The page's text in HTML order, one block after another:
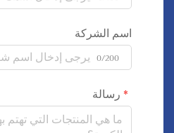
اسم الشركة
0/200
رسالة